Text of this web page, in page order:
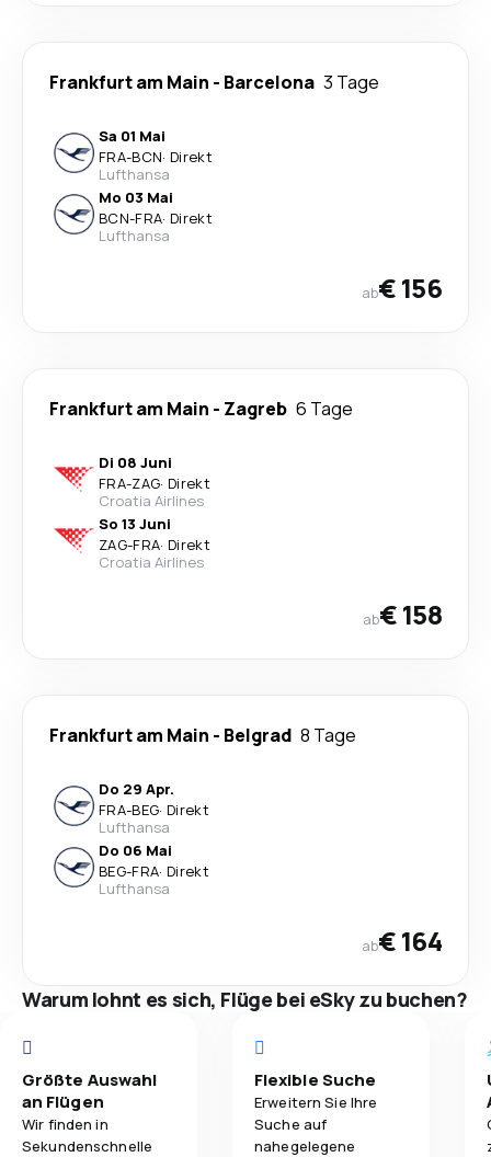
Frankfurt am Main - Barcelona 3 Tage
Sa 01 Mai
FRA-BCN· Direkt
Lufthansa
Mo 03 Mai
BCN-FRA· Direkt
Lufthansa
ab€ 156
Frankfurt am Main - Zagreb 6 Tage
Di 08 Juni
FRA-ZAG· Direkt
Croatia Airlines
So 13 Juni
ZAG-FRA· Direkt
Croatia Airlines
ab€ 158
Frankfurt am Main - Belgrad 8 Tage
Do 29 Apr.
FRA-BEG· Direkt
Lufthansa
Do 06 Mai
BEG-FRA· Direkt
Lufthansa
ab€ 164
Warum lohnt es sich, Flüge bei eSky zu buchen?
Größte Auswahl
an Flügen
Wir finden in
Sekundenschnelle
Flexible Suche
Erweitern Sie Ihre
Suche auf
nahegelegene